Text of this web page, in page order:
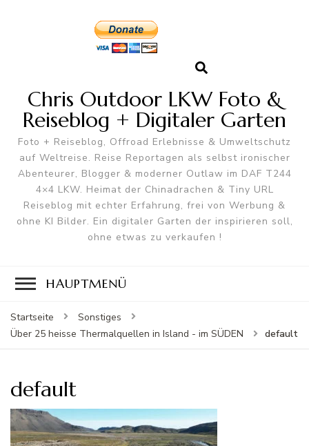
Chris Outdoor LKW Foto &
Reiseblog + Digitaler Garten
Foto + Reiseblog, Offroad Erlebnisse & Umweltschutz
auf Weltreise. Reise Reportagen als selbst ironischer
Abenteurer, Blogger & moderner Outlaw im DAF T244
4×4 LKW. Heimat der Chinadrachen & Tiny URL
Reiseblog mit echter Erfahrung, frei von Werbung &
ohne KI Bilder. Ein digitaler Garten der inspirieren soll,
ohne etwas zu verkaufen !
HAUPTMENÜ
Startseite
Sonstiges
Über 25 heisse Thermalquellen in Island - im SÜDEN
default
default